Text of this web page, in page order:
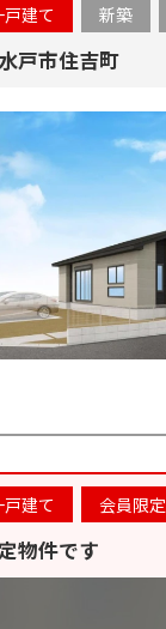
建て 新築
戸市住吉町
建て 会員限定
物件です